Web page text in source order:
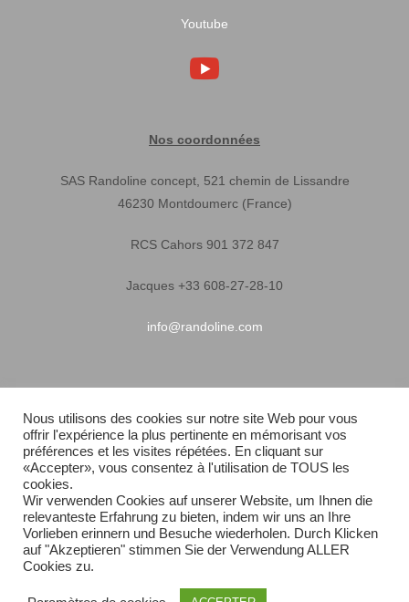
Youtube
Nos coordonnées
SAS Randoline concept, 521 chemin de Lissandre
46230 Montdoumerc (France)
RCS Cahors 901 372 847
Jacques +33 608-27-28-10
info@randoline.com
Garantie matériel
Conditions générales de vente
Livraison rapide
Plan du site
Nous utilisons des cookies sur notre site Web pour vous
offrir l'expérience la plus pertinente en mémorisant vos
préférences et les visites répétées. En cliquant sur
«Accepter», vous consentez à l'utilisation de TOUS les
cookies.
Wir verwenden Cookies auf unserer Website, um Ihnen die
relevanteste Erfahrung zu bieten, indem wir uns an Ihre
Vorlieben erinnern und Besuche wiederholen. Durch Klicken
auf "Akzeptieren" stimmen Sie der Verwendung ALLER
Cookies zu.